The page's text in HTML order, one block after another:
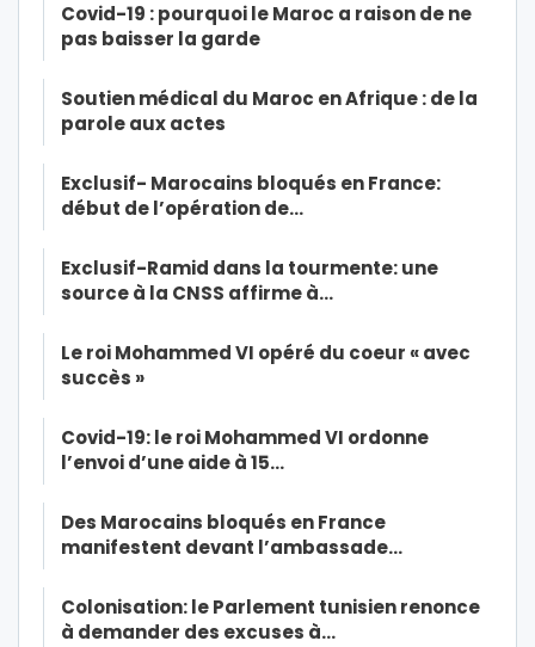
Covid-19 : pourquoi le Maroc a raison de ne
pas baisser la garde
Soutien médical du Maroc en Afrique : de la
parole aux actes
Exclusif- Marocains bloqués en France:
début de l’opération de…
Exclusif-Ramid dans la tourmente: une
source à la CNSS affirme à…
Le roi Mohammed VI opéré du coeur « avec
succès »
Covid-19: le roi Mohammed VI ordonne
l’envoi d’une aide à 15…
Des Marocains bloqués en France
manifestent devant l’ambassade…
Colonisation: le Parlement tunisien renonce
à demander des excuses à…